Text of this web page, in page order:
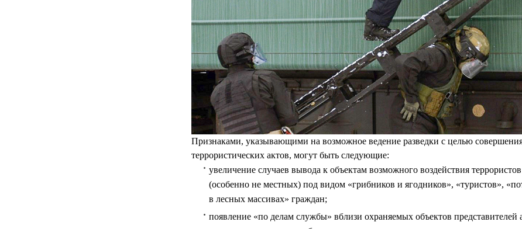
Признаками, указывающими на возможное ведение разведки с целью
террористических актов, могут быть следующие:
увеличение случаев вывода к объектам возможного воздействия
(особенно не местных) под видом «грибников и ягодников», «туристов»,
в лесных массивах» граждан;
появление «по делам службы» вблизи охраняемых объектов представителей